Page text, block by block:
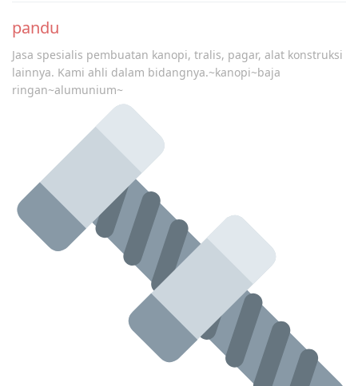
pandu
Jasa spesialis pembuatan kanopi, tralis, pagar, alat konstruksi
lainnya. Kami ahli dalam bidangnya.~kanopi~baja
ringan~alumunium~